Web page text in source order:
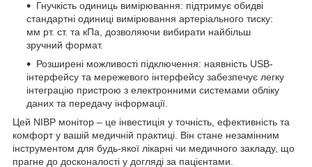
Гнучкість одиниць вимірювання: підтримує обидві
стандартні одиниці вимірювання артеріального тиску:
мм рт. ст. та кПа, дозволяючи вибирати найбільш
зручний формат.
Розширені можливості підключення: наявність USB-
інтерфейсу та мережевого інтерфейсу забезпечує легку
інтеграцію пристрою з електронними системами обліку
даних та передачу інформації.
Цей NIBP монітор – це інвестиція у точність, ефективність та
комфорт у вашій медичній практиці. Він стане незамінним
інструментом для будь-якої лікарні чи медичного закладу, що
прагне до досконалості у догляді за пацієнтами.